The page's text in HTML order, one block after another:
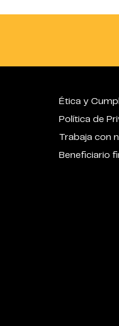
Ética y
Política de
Trabaja con
Beneficiario